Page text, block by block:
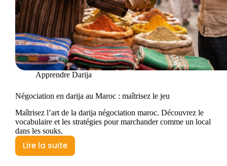
Apprendre Darija
Négociation en darija au Maroc : maîtrisez le jeu
Maîtrisez l’art de la darija négociation maroc. Découvrez le
vocabulaire et les stratégies pour marchander comme un local
dans les souks.
Lire la suite
Négociation